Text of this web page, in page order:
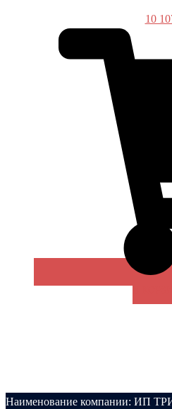
10
Наименование компании: ИП